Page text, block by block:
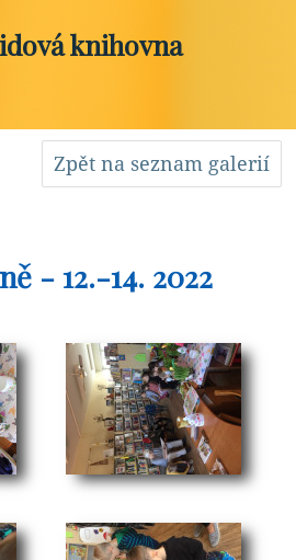
knihovna
Zpět na seznam galerií
- 12.-14. 2022